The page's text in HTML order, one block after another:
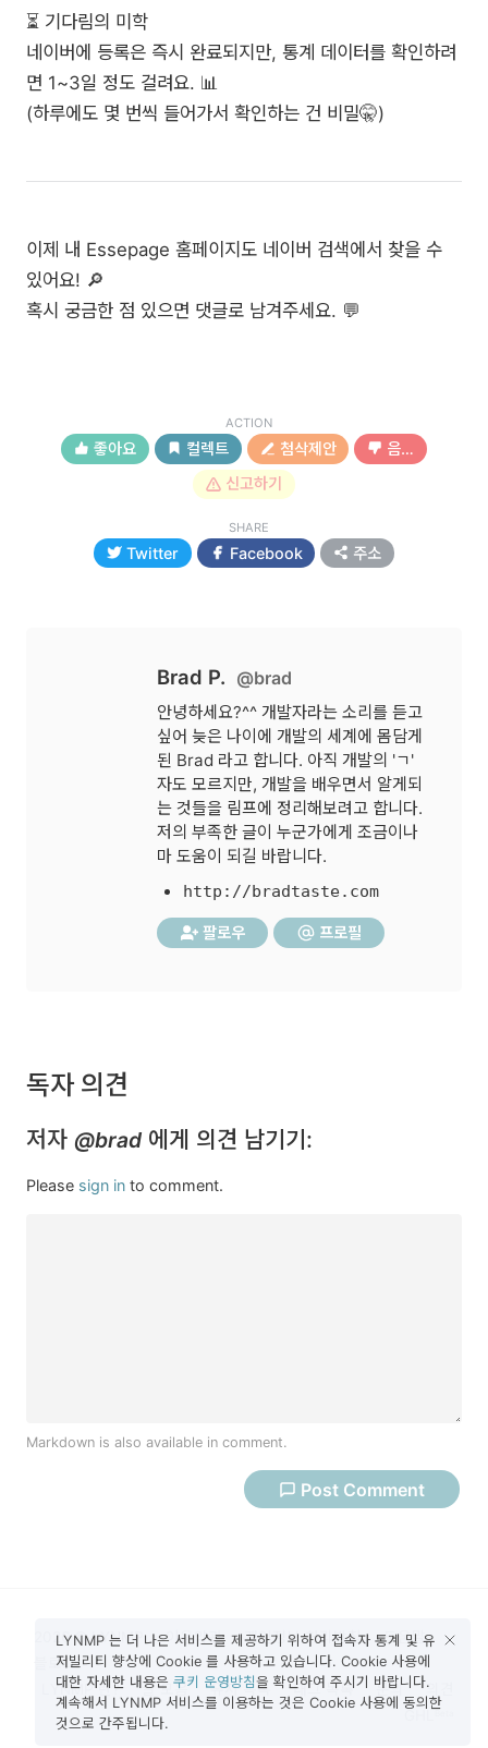
⏳ 기다림의 미학
네이버에 등록은 즉시 완료되지만, 통계 데이터를 확인하려
면 1~3일 정도 걸려요. 📊
(하루에도 몇 번씩 들어가서 확인하는 건 비밀🤫)
이제 내 Essepage 홈페이지도 네이버 검색에서 찾을 수
있어요! 🔎
혹시 궁금한 점 있으면 댓글로 남겨주세요. 💬
ACTION
좋아요 컬렉트 첨삭제안
음…
신고하기
SHARE
Twitter Facebook 주소
Brad P. @brad
안녕하세요?^^ 개발자라는 소리를 듣고
싶어 늦은 나이에 개발의 세계에 몸담게
된 Brad 라고 합니다. 아직 개발의 'ㄱ'
자도 모르지만, 개발을 배우면서 알게되
는 것들을 림프에 정리해보려고 합니다.
저의 부족한 글이 누군가에게 조금이나
마 도움이 되길 바랍니다.
http://bradtaste.com
팔로우 프로필
독자 의견
저자 @brad 에게 의견 남기기:
Please sign in to comment.
Markdown is also available in comment.
Post Comment
2026 © LYNMP 이용약관 개인정보 처리방침
도움말
블로그
LYNMP 란?
글 모음 유저 목록 태그 목록 문의
의견
LYNMP 는 더 나은 서비스를 제공하기 위하여 접속자 통계 및 유
저빌리티 향상에 Cookie 를 사용하고 있습니다. Cookie 사용에
대한 자세한 내용은쿠키 운영방침을 확인하여 주시기 바랍니다.
계속해서 LYNMP 서비스를 이용하는 것은 Cookie 사용에 동의한
것으로 간주됩니다.